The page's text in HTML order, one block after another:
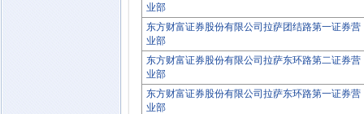
业部
东方财富证券股份有限公司拉萨团结路第一证券营
业部
东方财富证券股份有限公司拉萨东环路第二证券营
业部
东方财富证券股份有限公司拉萨东环路第一证券营
业部